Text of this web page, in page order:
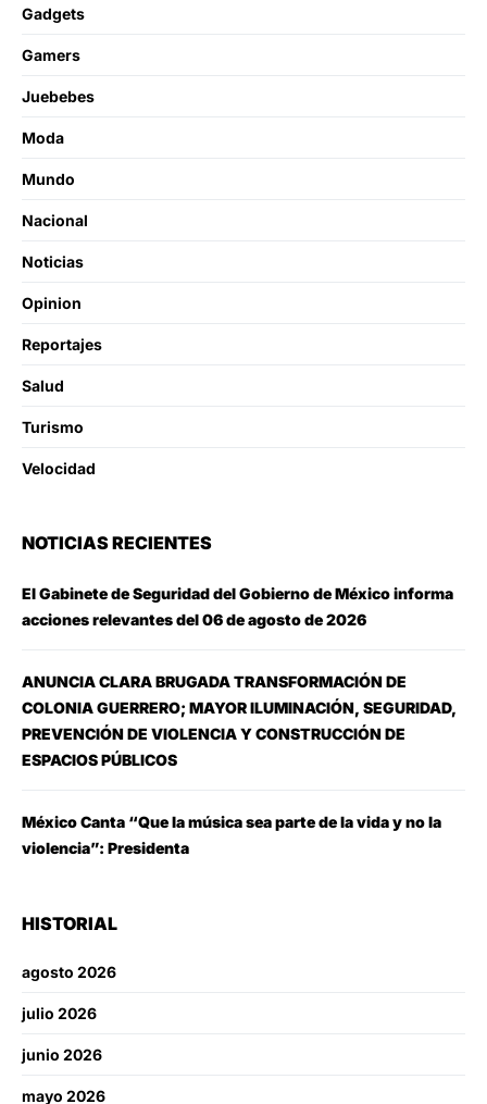
Gadgets
Gamers
Juebebes
Moda
Mundo
Nacional
Noticias
Opinion
Reportajes
Salud
Turismo
Velocidad
NOTICIAS RECIENTES
El Gabinete de Seguridad del Gobierno de México informa
acciones relevantes del 06 de agosto de 2026
ANUNCIA CLARA BRUGADA TRANSFORMACIÓN DE
COLONIA GUERRERO; MAYOR ILUMINACIÓN, SEGURIDAD,
PREVENCIÓN DE VIOLENCIA Y CONSTRUCCIÓN DE
ESPACIOS PÚBLICOS
México Canta “Que la música sea parte de la vida y no la
violencia”: Presidenta
HISTORIAL
agosto 2026
julio 2026
junio 2026
mayo 2026